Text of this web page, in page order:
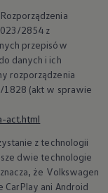
2854 z
przepisów
danych i ich
rozporządzenia
1828 (akt w sprawie
act.html
z technologii
dwie technologie
że Volkswagen
CarPlay ani Android